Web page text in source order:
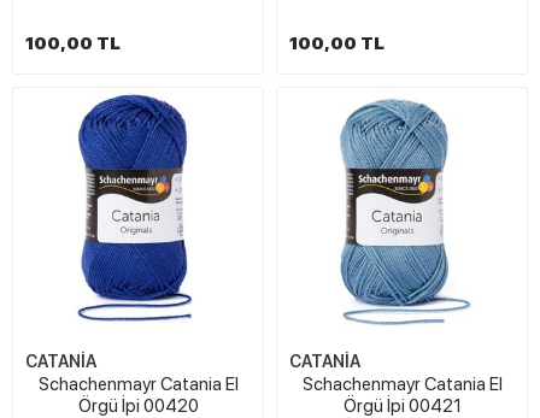
100,00 TL 100,00 TL
CATANİA
Schachenmayr Catania El
Örgü İpi 00420
CATANİA
Schachenmayr Catania El
Örgü İpi 00421